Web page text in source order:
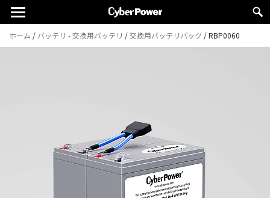
ホーム / バッテリ - 交換用バッテリ /交換用バッテリパック /RBP0060